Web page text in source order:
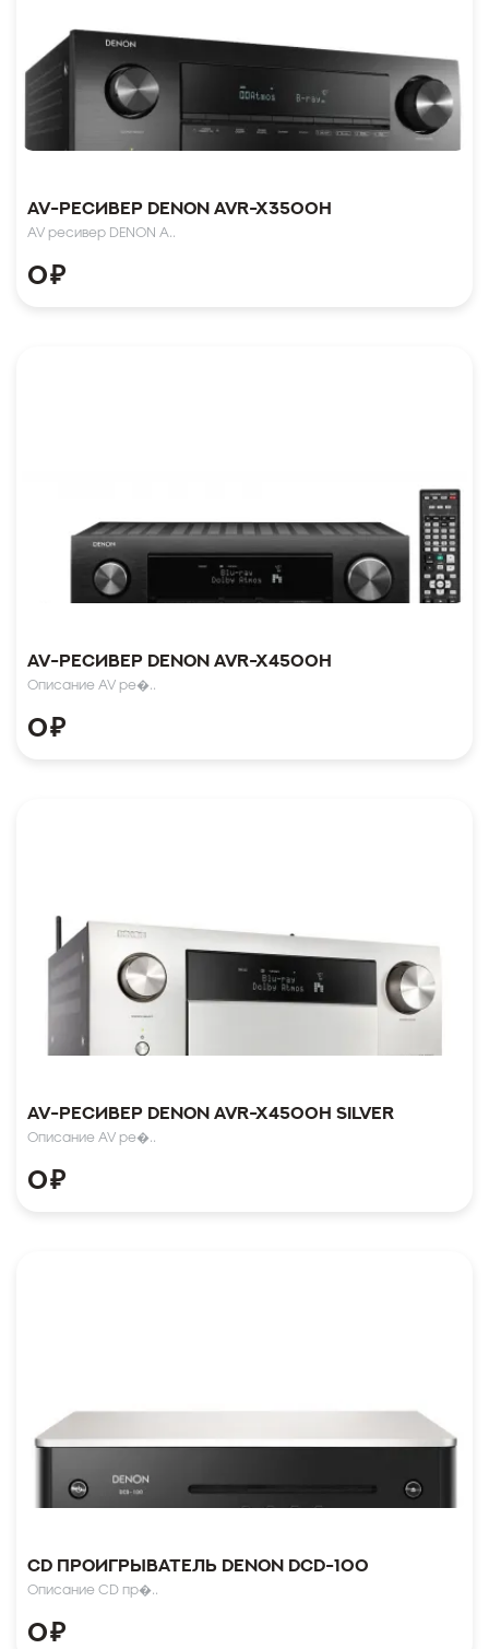
AV-Ресивер Denon AVR-X3500H
AV ресивер DENON A..
0₽
AV-ресивер Denon AVR-X4500H
Описание AV ре�..
0₽
AV-ресивер Denon AVR-X4500H Silver
Описание AV ре�..
0₽
CD проигрыватель Denon DCD-100
Описание CD пр�..
0₽